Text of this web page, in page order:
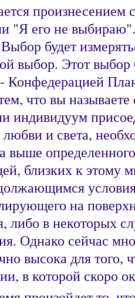
"Я его не
будет
выбор. Этот выбор
Конфедерацией
что вы
индивидуум
и света,
выше
близких к этому
на
либо в некоторых
Однако сейчас
высока для того,
в которой скоро